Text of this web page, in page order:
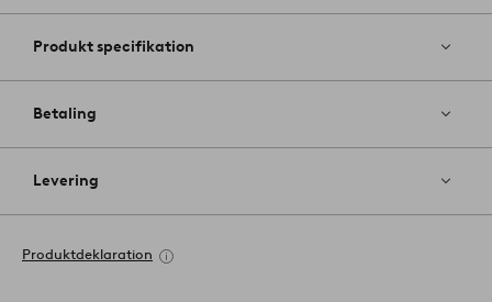
Produkt specifikation
Betaling
Levering
Produktdeklaration